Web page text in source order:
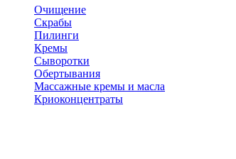
Очищение
Скрабы
Пилинги
Кремы
Сыворотки
Обертывания
Массажные кремы и масла
Криоконцентраты